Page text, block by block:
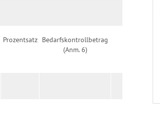
Prozentsatz Bedarfskontrollbetrag
(Anm. 6)